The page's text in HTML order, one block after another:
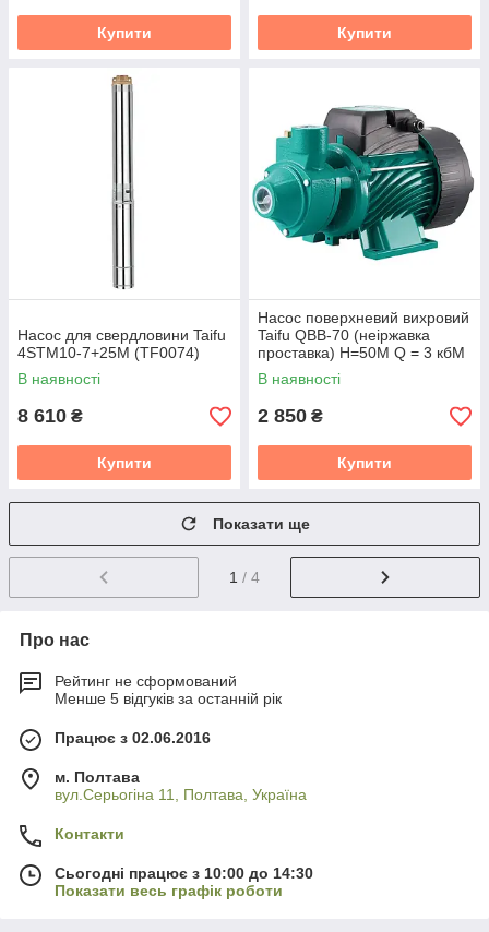
Купити Купити
Насос для свердловини Taifu
4STM10-7+25M (TF0074)
В наявності
8 610 ₴
Купити
Насос поверхневий вихровий
Taifu QBB-70 (неіржавка
проставка) Н=50М Q = 3 кбМ
P = 550 Вт 1") (TF0035)
В наявності
2 850 ₴
Купити
Показати ще
1 / 4
Про нас
Рейтинг не сформований
Менше 5 відгуків за останній рік
Працює з 02.06.2016
м. Полтава
вул.Серьогіна 11, Полтава, Україна
Контакти
Сьогодні працює з 10:00 до 14:30
Показати весь графік роботи